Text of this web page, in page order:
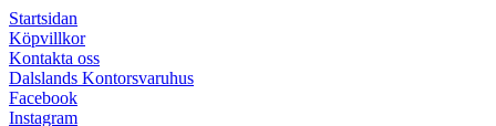
Startsidan
Köpvillkor
Kontakta oss
Dalslands Kontorsvaruhus
Facebook
Instagram